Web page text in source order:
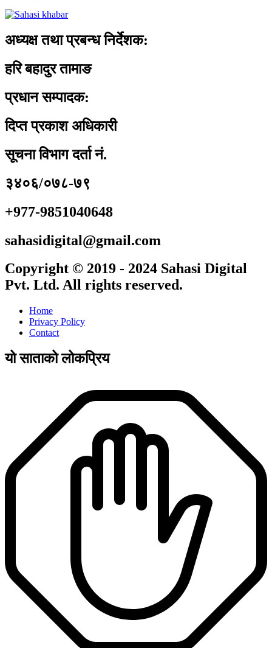
अध्यक्ष तथा प्रबन्ध निर्देशक:
हरि बहादुर तामाङ
प्रधान सम्पादक:
दिप्त प्रकाश अधिकारी
सूचना विभाग दर्ता नं.
३४०६/०७८-७९
+977-9851040648
sahasidigital@gmail.com
Copyright © 2019 - 2024 Sahasi Digital
Pvt. Ltd. All rights reserved.
Home
Privacy Policy
Contact
यो साताको लोकप्रिय